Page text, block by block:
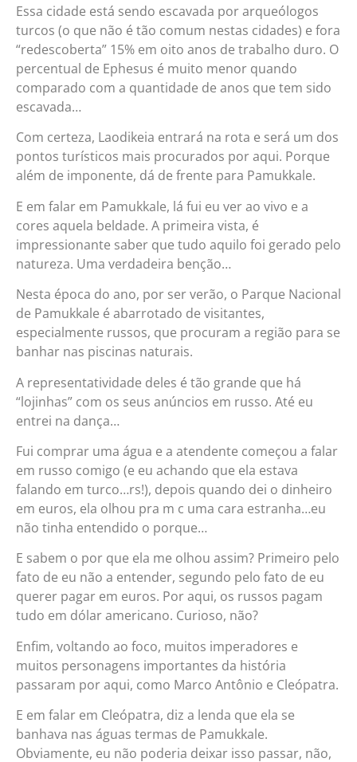
Essa cidade está sendo escavada por arqueólogos
turcos (o que não é tão comum nestas cidades) e fora
“redescoberta” 15% em oito anos de trabalho duro. O
percentual de Ephesus é muito menor quando
comparado com a quantidade de anos que tem sido
escavada…
Com certeza, Laodikeia entrará na rota e será um dos
pontos turísticos mais procurados por aqui. Porque
além de imponente, dá de frente para Pamukkale.
E em falar em Pamukkale, lá fui eu ver ao vivo e a
cores aquela beldade. A primeira vista, é
impressionante saber que tudo aquilo foi gerado pelo
natureza. Uma verdadeira benção…
Nesta época do ano, por ser verão, o Parque Nacional
de Pamukkale é abarrotado de visitantes,
especialmente russos, que procuram a região para se
banhar nas piscinas naturais.
A representatividade deles é tão grande que há
“lojinhas” com os seus anúncios em russo. Até eu
entrei na dança…
Fui comprar uma água e a atendente começou a falar
em russo comigo (e eu achando que ela estava
falando em turco…rs!), depois quando dei o dinheiro
em euros, ela olhou pra m c uma cara estranha…eu
não tinha entendido o porque…
E sabem o por que ela me olhou assim? Primeiro pelo
fato de eu não a entender, segundo pelo fato de eu
querer pagar em euros. Por aqui, os russos pagam
tudo em dólar americano. Curioso, não?
Enfim, voltando ao foco, muitos imperadores e
muitos personagens importantes da história
passaram por aqui, como Marco Antônio e Cleópatra.
E em falar em Cleópatra, diz a lenda que ela se
banhava nas águas termas de Pamukkale.
Obviamente, eu não poderia deixar isso passar, não,